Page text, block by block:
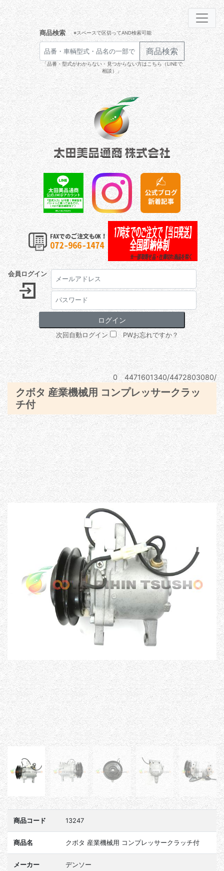
商品検索 ※スペースで区切ってAND検索可能
商品検索
「品番・型式がわからない・見つからない方はこちら（LINEで
相談）」
会員ログイン
次回自動ログイン PWお忘れですか？
0 4471601340/4472803080/
クボタ 産業機械用 コンプレッサークラッ
チ付
商品コード 13247
商品名 クボタ 産業機械用 コンプレッサークラッチ付
メーカー デンソー